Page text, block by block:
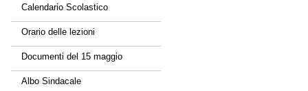
Calendario Scolastico
Orario delle lezioni
Documenti del 15 maggio
Albo Sindacale